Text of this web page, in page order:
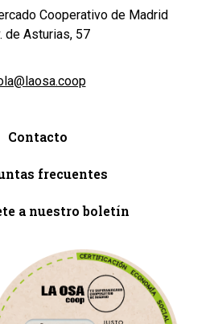
Cooperativo de Madrid
de Asturias, 57
Contacto
frecuentes
a nuestro boletín